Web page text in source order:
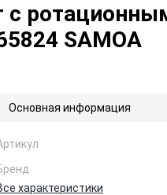
c
SAMOA
Основная информация
характеристики